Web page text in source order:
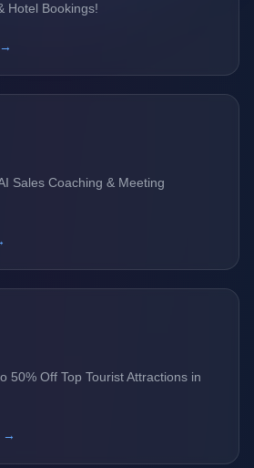
Hotel Bookings!
Sales Coaching & Meeting
50% Off Top Tourist Attractions in
→